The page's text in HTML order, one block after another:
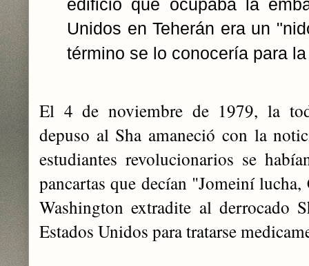
Unidos en Teherán era un
término se lo conocería para
El 4 de noviembre de 1979, la
depuso al Sha amaneció con la
estudiantes revolucionarios se
pancartas que decían "Jomeiní
Washington extradite al derrocado
Estados Unidos para tratarse